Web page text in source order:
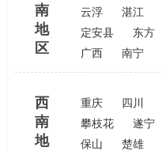
南
地
区
云浮
湛江
定安县
东方
广西
南宁
西
南
地
重庆 四川
攀枝花
遂宁
保山
楚雄